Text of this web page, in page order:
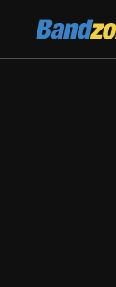
Bandzone.cz
žijeme hudbou